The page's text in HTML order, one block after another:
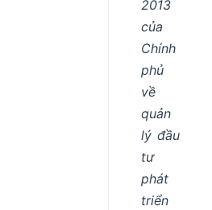
2013
của
Chính
phủ
về
quản
lý đầu
tư
phát
triển